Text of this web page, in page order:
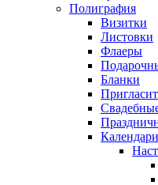
Полиграфия
Визитки
Листовки
Флаеры
Бланки
Календари